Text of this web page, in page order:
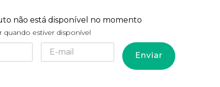
não está disponível no momento
quando estiver disponível
Enviar